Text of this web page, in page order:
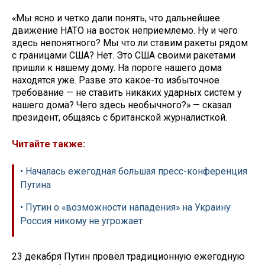
«Мы ясно и четко дали понять, что дальнейшее
движение НАТО на восток неприемлемо. Ну и чего
здесь непонятного? Мы что ли ставим ракеты рядом
с границами США? Нет. Это США своими ракетами
пришли к нашему дому. На пороге нашего дома
находятся уже. Разве это какое-то избыточное
требование — не ставить никаких ударных систем у
нашего дома? Чего здесь необычного?» — сказал
президент, общаясь с британской журналисткой.
Читайте также:
• Началась ежегодная большая пресс-конференция
Путина
• Путин о «возможности нападения» на Украину:
Россия никому не угрожает
23 декабря Путин провёл традиционную ежегодную